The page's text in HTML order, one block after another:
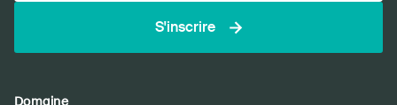
S'inscrire
Domaine